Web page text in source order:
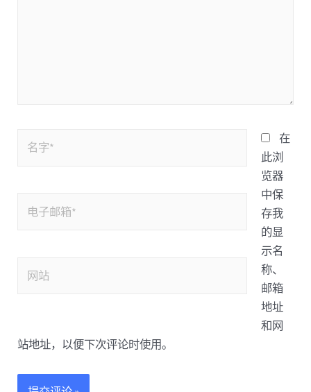
在
此浏
览器
中保
存我
的显
示名
称、
邮箱
地址
和网
站地址，以便下次评论时使用。